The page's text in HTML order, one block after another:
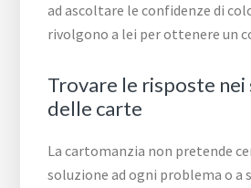
ad ascoltare le confidenze di
rivolgono a lei per ottenere un
Trovare le risposte
delle carte
La cartomanzia non pretende
soluzione ad ogni problema o a